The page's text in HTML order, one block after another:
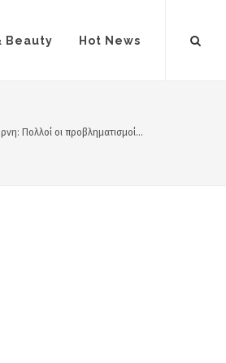
Beauty Hot News
Πολλοί οι προβληματισμοί...